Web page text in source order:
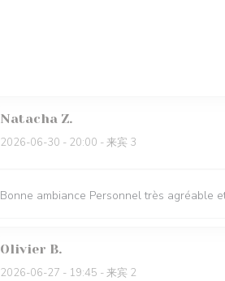
Natacha Z
2026-06-30 - 20:00 - 来宾 3
Bonne ambiance Personnel très agréable
Olivier B
2026-06-27 - 19:45 - 来宾 2